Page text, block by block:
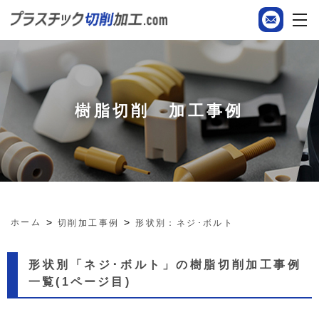
樹脂切削 加工事例
ホーム 切削加工事例 形状別：ネジ･ボルト
形状別「ネジ･ボルト」の樹脂切削加工事例
一覧(1ページ目)